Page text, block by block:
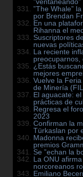
”The Whale”
por Brendan
En una
Rihanna el
Suscriptores
nuevas
La reciente
preocuparnos,
¿Estás
mejores
Vuelve la
de Minería
El aguacate:
prácticas de
Regresa el
2023
Confirman la
Türkaslan por
Madonna
premios
Se ”echan la
La ONU
norcoreanos
Emiliano